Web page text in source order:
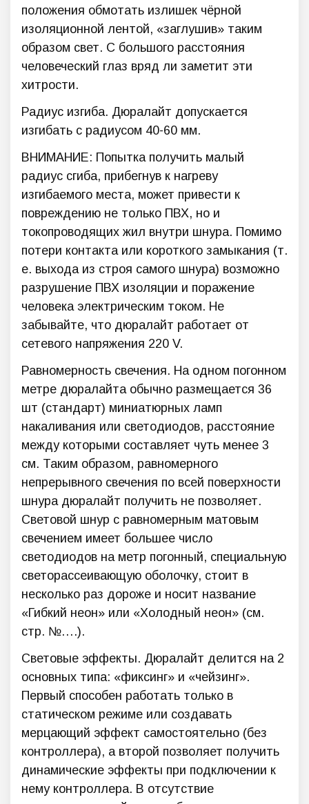
положения обмотать излишек чёрной
изоляционной лентой, «заглушив» таким
образом свет. С большого расстояния
человеческий глаз вряд ли заметит эти
хитрости.
Радиус изгиба. Дюралайт допускается
изгибать с радиусом 40-60 мм.
ВНИМАНИЕ: Попытка получить малый
радиус сгиба, прибегнув к нагреву
изгибаемого места, может привести к
повреждению не только ПВХ, но и
токопроводящих жил внутри шнура. Помимо
потери контакта или короткого замыкания (т.
е. выхода из строя самого шнура) возможно
разрушение ПВХ изоляции и поражение
человека электрическим током. Не
забывайте, что дюралайт работает от
сетевого напряжения 220 V.
Равномерность свечения. На одном погонном
метре дюралайта обычно размещается 36
шт (стандарт) миниатюрных ламп
накаливания или светодиодов, расстояние
между которыми составляет чуть менее 3
см. Таким образом, равномерного
непрерывного свечения по всей поверхности
шнура дюралайт получить не позволяет.
Световой шнур с равномерным матовым
свечением имеет большее число
светодиодов на метр погонный, специальную
светорассеивающую оболочку, стоит в
несколько раз дороже и носит название
«Гибкий неон» или «Холодный неон» (см.
стр. №….).
Световые эффекты. Дюралайт делится на 2
основных типа: «фиксинг» и «чейзинг».
Первый способен работать только в
статическом режиме или создавать
мерцающий эффект самостоятельно (без
контроллера), а второй позволяет получить
динамические эффекты при подключении к
нему контроллера. В отсутствие